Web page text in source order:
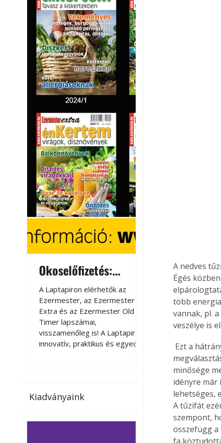
Okoselőfizetés:
Ezermester Extra
A Laptapiron elérhetők az
Ezermester, az Ezermester
Extra és az Ezermester Old
Timer lapszámai,
visszamenőleg is! A Laptapir új,
innovatív, praktikus és egyedi
az otthonában, útközben vagy
elérhetők lapszámaink. Bárhol,
Okoselőfizetés
A Laptapiron
Ezermester, az
Extra és az
Timer lapszámai,
visszamenőleg is! A
innovatív, praktikus
megoldás a
magazinok digitális
számítógépen,
vagy táblagépen.
az otthonában,
nyaralás, pihenés
elérhetők
bármikor, akár
vagy dolgozva is
Kiadványaink
A nedves
Égés
több
vannak, pl.
veszélye is
minősége
idényre már
lehetséges,
A tűzifát
szempont,
összefügg